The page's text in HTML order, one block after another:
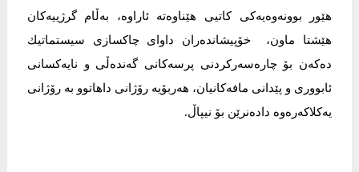
هێور بوونەوەیەكی كاتیی هێناوەتە ئاراوە، بەڵام گرژییەكان
هێشتا ماون، خۆپیشاندەران داوای چاكسازی سیستماتیك
دەكەن بۆ چارەسەركردنی پرسەكانی گەندەڵی و نایەكسانی
ئابووری و پێدانی مافەكانیان، هەربۆیە رۆژانی داهاتوو بە رۆژانی
یەكلاكەرەوە دادەنرێن بۆ نیپاڵ.